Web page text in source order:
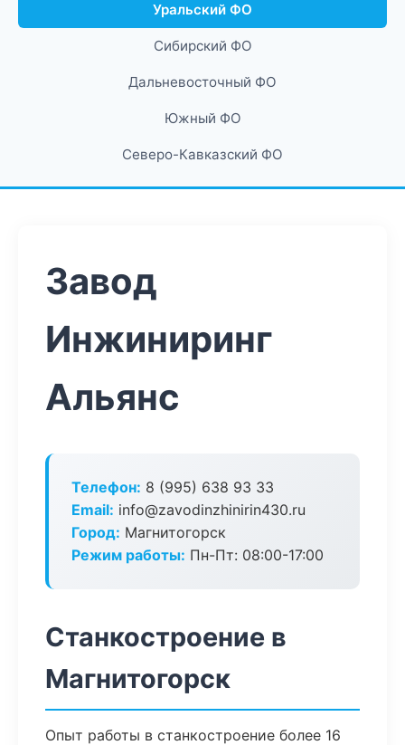
Уральский ФО
Сибирский ФО
Дальневосточный ФО
Южный ФО
Северо-Кавказский ФО
Завод
Инжиниринг
Альянс
Телефон: 8 (995) 638 93 33
Email: info@zavodinzhinirin430.ru
Город: Магнитогорск
Режим работы: Пн-Пт: 08:00-17:00
Станкостроение в
Магнитогорск
Опыт работы в станкостроение более 16